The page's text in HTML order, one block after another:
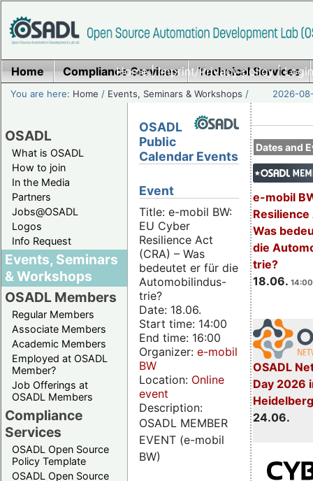
Home|Imprint/Privacy policy|
Home Compliance Services Technical Services
You are here: Home / Events, Seminars & Workshops / 2026-
OSADL
What is OSADL
How to join
In the Media
Partners
Jobs@OSADL
Logos
Info Request
Events, Seminars
& Workshops
OSADL Members
Regular Members
Associate Members
Academic Members
Employed at OSADL
Member?
Job Offerings at
OSADL Members
Compliance
Services
OSADL Open Source
Policy Template
OSADL Open Source
Dates and
e-mobil
Resilience
Was
die
trie?
18.06.
OSADL
Day 2026
24.06.
OSADL
Public
Calendar Events
Event
Title: e-mobil BW:
EU Cyber
Resilience Act
(CRA) – Was
bedeutet er für die
Automobilindus-
trie?
Date: 18.06.
Start time: 14:00
End time: 16:00
Organizer: e-mobil
BW
Location: Online
event
Description:
OSADL MEMBER
EVENT (e-mobil
BW)